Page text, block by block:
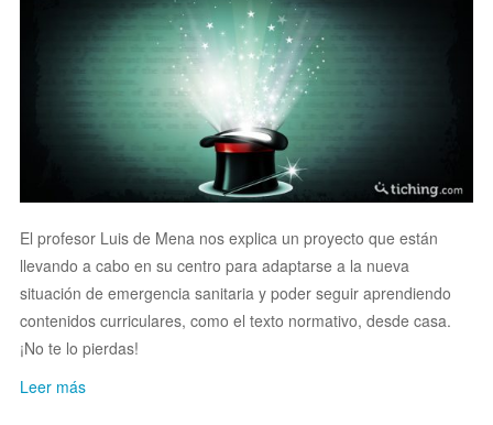
El profesor Luis de Mena nos explica un proyecto que están
llevando a cabo en su centro para adaptarse a la nueva
situación de emergencia sanitaria y poder seguir aprendiendo
contenidos curriculares, como el texto normativo, desde casa.
¡No te lo pierdas!
Leer más